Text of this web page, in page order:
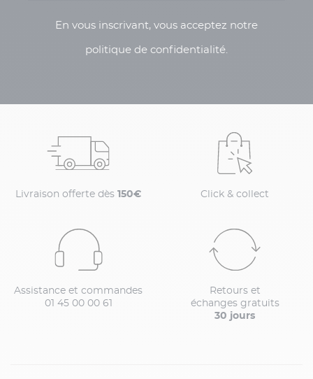
En vous inscrivant, vous acceptez notre
politique de confidentialité.
Livraison offerte dès 150€ Click & collect
Assistance et commandes
01 45 00 00 61
Retours et
échanges gratuits
30 jours